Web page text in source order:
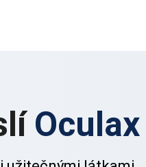
Oculax